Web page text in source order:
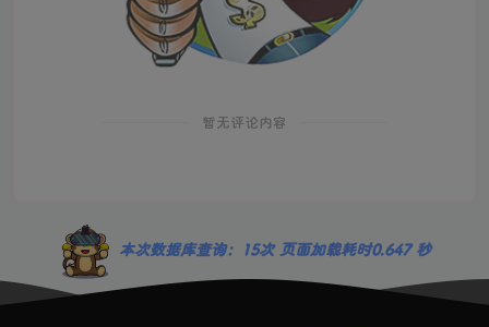
暂无评论内容
本次数据库查询：15次 页面加载耗时0.647 秒